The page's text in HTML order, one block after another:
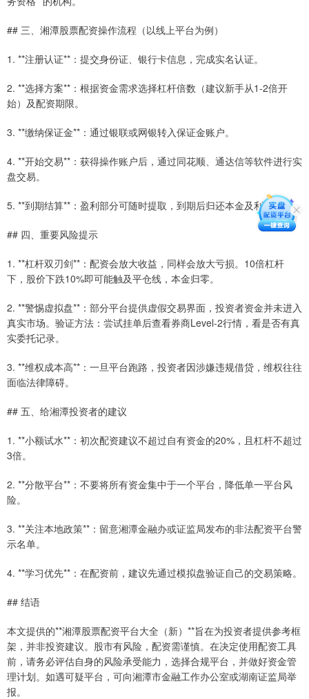
## 三、湘潭股票配资操作流程（以线上平台为例）
1. **注册认证**：提交身份证、银行卡信息，完成实名认证。
2. **选择方案**：根据资金需求选择杠杆倍数（建议新手从1-2倍开
始）及配资期限。
3. **缴纳保证金**：通过银联或网银转入保证金账户。
4. **开始交易**：获得操作账户后，通过同花顺、通达信等软件进行实
盘交易。
5. **到期结算**：盈利部分可随时提取，到期后归还本金及利息。
## 四、重要风险提示
1. **杠杆双刃剑**：配资会放大收益，同样会放大亏损。10倍杠杆
下，股价下跌10%即可能触及平仓线，本金归零。
2. **警惕虚拟盘**：部分平台提供虚假交易界面，投资者资金并未进入
真实市场。验证方法：尝试挂单后查看券商Level-2行情，看是否有真
实委托记录。
3. **维权成本高**：一旦平台跑路，投资者因涉嫌违规借贷，维权往往
面临法律障碍。
## 五、给湘潭投资者的建议
1. **小额试水**：初次配资建议不超过自有资金的20%，且杠杆不超过
3倍。
2. **分散平台**：不要将所有资金集中于一个平台，降低单一平台风
险。
3. **关注本地政策**：留意湘潭金融办或证监局发布的非法配资平台警
示名单。
4. **学习优先**：在配资前，建议先通过模拟盘验证自己的交易策略。
## 结语
本文提供的**湘潭股票配资平台大全（新）**旨在为投资者提供参考框
架，并非投资建议。股市有风险，配资需谨慎。在决定使用配资工具
前，请务必评估自身的风险承受能力，选择合规平台，并做好资金管
理计划。如遇可疑平台，可向湘潭市金融工作办公室或湖南证监局举
报。